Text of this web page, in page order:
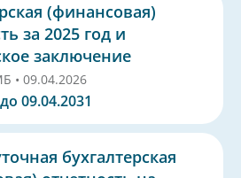
(финансовая)
за 2025 год и
заключение
• 09.04.2026
09.04.2031
бухгалтерская